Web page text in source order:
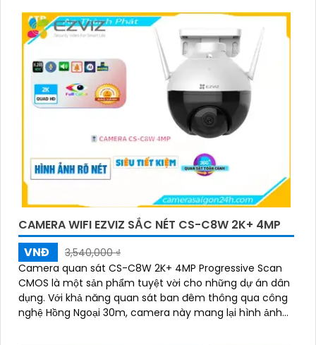
CAMERA WIFI EZVIZ SẮC NÉT CS-C8W 2K+ 4MP
VNĐ
3,540,000 ₫
Camera quan sát CS-C8W 2K+ 4MP Progressive Scan
CMOS là một sản phẩm tuyệt vời cho những dự án dân
dụng. Với khả năng quan sát ban đêm thông qua công
nghệ Hồng Ngoại 30m, camera này mang lại hình ảnh